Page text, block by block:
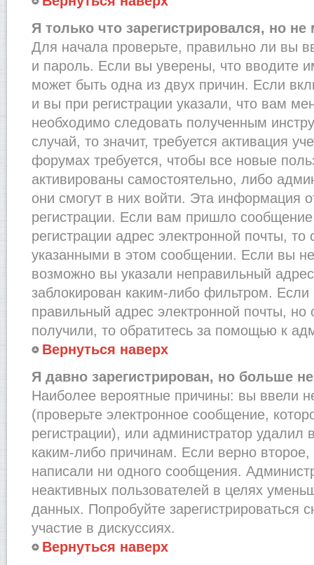
Я только что зарегистрировался, но не
Для начала проверьте, правильно ли вы
и пароль. Если вы уверены, что вводите
может быть одна из двух причин. Если
и вы при регистрации указали, что вам
необходимо следовать полученным
случай, то значит, требуется активация
форумах требуется, чтобы все новые
активированы самостоятельно, либо
они смогут в них войти. Эта информация
регистрации. Если вам пришло
регистрации адрес электронной почты, то
указанными в этом сообщении. Если вы
возможно вы указали неправильный
заблокирован каким-либо фильтром.
правильный адрес электронной почты, но
получили, то обратитесь за помощью к
Вернуться наверх
Я давно зарегистрирован, но больше
Наиболее вероятные причины: вы ввели
(проверьте электронное сообщение,
регистрации), или администратор удалил
каким-либо причинам. Если верно
написали ни одного сообщения.
неактивных пользователей в целях
данных. Попробуйте зарегистрироваться
участие в дискуссиях.
Вернуться наверх